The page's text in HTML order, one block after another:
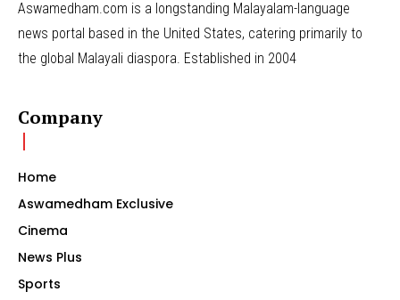
Aswamedham.com is a longstanding Malayalam-language
news portal based in the United States, catering primarily to
the global Malayali diaspora. Established in 2004
Company
Home
Aswamedham Exclusive
Cinema
News Plus
Sports